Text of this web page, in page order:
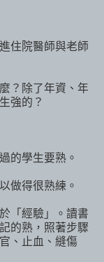
住院醫師與老師
？除了年資、年
強的？
的學生要熟。
做得很熟練。
「經驗」。讀書
的熟，照著步驟
、止血、縫傷